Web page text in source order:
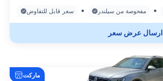
سعر قابل للتفاوض
• مفحوصة من سيلندر •
ارسال عرض سعر
ماركت